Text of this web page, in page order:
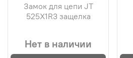
Замок для цепи JT
525X1R3 защелка
Нет в наличии